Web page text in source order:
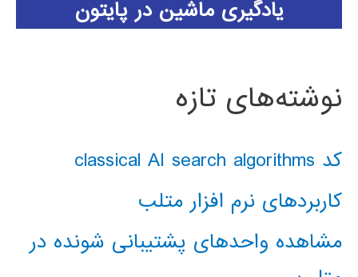
یادگیری ماشین در پایتون
نوشته‌های تازه
کد classical AI search algorithms
کاربردهای نرم افزار متلب
مشاهده واحدهای پشتیبانی شونده در